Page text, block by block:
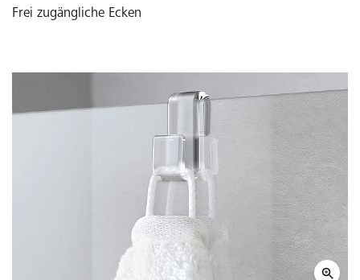
Frei zugängliche Ecken